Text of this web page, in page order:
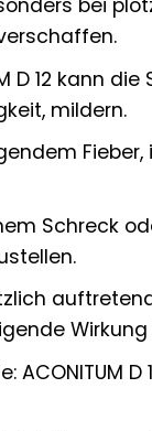
bei
D 12 kann
mildern.
Schreck
ACONITUM